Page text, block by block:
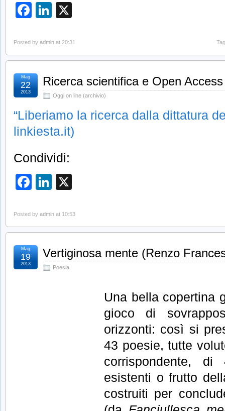
Facebook
LinkedIn
Posted by admin at 20:31
Ricerca scientifica e Open Access
Oggi on line (archivio)
Mag
22
2013
“Liberiamo la ricerca dalla dittatura
linkiesta.it)
Condividi:
Facebook
LinkedIn
Posted by admin at 10:53
Vertiginosa mente (Renzo
Poesia
Mag
19
2013
Una bella copertina
gioco di
orizzonti: così si
43 poesie, tutte
corrispondente, di
esistenti o frutto
costruiti per